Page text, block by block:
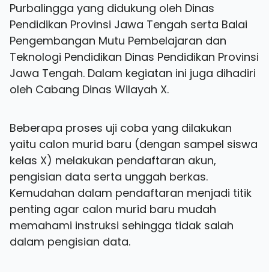
Purbalingga yang didukung oleh Dinas
Pendidikan Provinsi Jawa Tengah serta Balai
Pengembangan Mutu Pembelajaran dan
Teknologi Pendidikan Dinas Pendidikan Provinsi
Jawa Tengah. Dalam kegiatan ini juga dihadiri
oleh Cabang Dinas Wilayah X.
Beberapa proses uji coba yang dilakukan
yaitu calon murid baru (dengan sampel siswa
kelas X) melakukan pendaftaran akun,
pengisian data serta unggah berkas.
Kemudahan dalam pendaftaran menjadi titik
penting agar calon murid baru mudah
memahami instruksi sehingga tidak salah
dalam pengisian data.